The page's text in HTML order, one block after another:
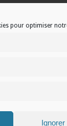
pour optimiser
Ignorer